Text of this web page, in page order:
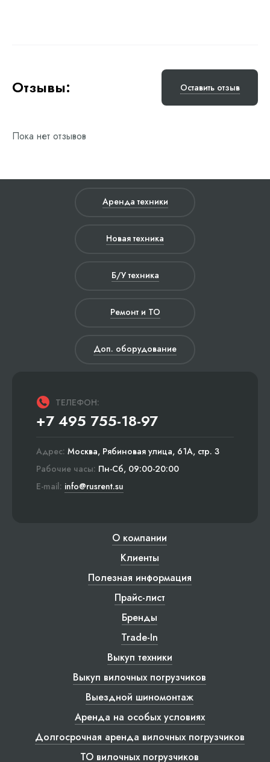
Отзывы: Оставить отзыв
Пока нет отзывов
Аренда техники
Новая техника
Б/У техника
Ремонт и ТО
Доп. оборудование
ТЕЛЕФОН:
+7 495 755-18-97
Адрес: Москва, Рябиновая улица, 61А, стр. 3
Рабочие часы: Пн-Сб, 09:00-20:00
E-mail: info@rusrent.su
О компании
Клиенты
Полезная информация
Прайс-лист
Бренды
Trade-In
Выкуп техники
Выкуп вилочных погрузчиков
Выездной шиномонтаж
Аренда на особых условиях
Долгосрочная аренда вилочных погрузчиков
ТО вилочных погрузчиков